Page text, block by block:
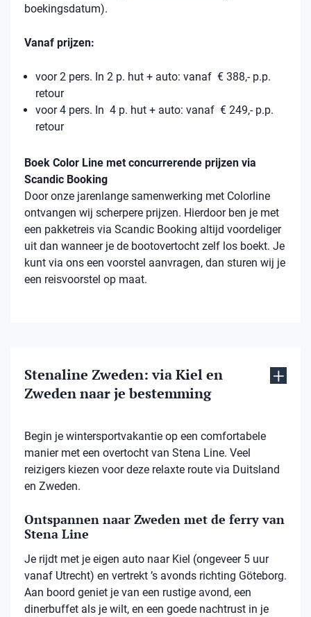
boekingsdatum).
Vanaf prijzen:
voor 2 pers. In 2 p. hut + auto: vanaf € 388,- p.p.
retour
voor 4 pers. In 4 p. hut + auto: vanaf € 249,- p.p.
retour
Boek Color Line met concurrerende prijzen via
Scandic Booking
Door onze jarenlange samenwerking met Colorline
ontvangen wij scherpere prijzen. Hierdoor ben je met
een pakketreis via Scandic Booking altijd voordeliger
uit dan wanneer je de bootovertocht zelf los boekt. Je
kunt via ons een voorstel aanvragen, dan sturen wij je
een reisvoorstel op maat.
Stenaline Zweden: via Kiel en
Zweden naar je bestemming
Begin je wintersportvakantie op een comfortabele
manier met een overtocht van Stena Line. Veel
reizigers kiezen voor deze relaxte route via Duitsland
en Zweden.
Ontspannen naar Zweden met de ferry van
Stena Line
Je rijdt met je eigen auto naar Kiel (ongeveer 5 uur
vanaf Utrecht) en vertrekt ’s avonds richting Göteborg.
Aan boord geniet je van een rustige avond, een
dinerbuffet als je wilt, en een goede nachtrust in je